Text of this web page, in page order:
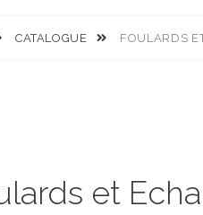
CATALOGUE FOULARDS
et